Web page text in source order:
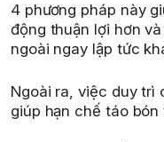
4 phương pháp này
động thuận lợi hơn
ngoài ngay lập tức
Ngoài ra, việc duy trì
giúp hạn chế táo bón